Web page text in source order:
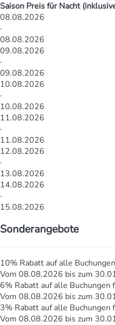
Saison Preis für Nacht
08.08.2026
·
08.08.2026
09.08.2026
·
09.08.2026
10.08.2026
·
10.08.2026
11.08.2026
·
11.08.2026
12.08.2026
·
13.08.2026
14.08.2026
·
15.08.2026
Sonderangebote
10% Rabatt auf alle
Vom 08.08.2026 bis zum
6% Rabatt auf alle Buchungen
Vom 08.08.2026 bis zum
3% Rabatt auf alle Buchungen
Vom 08.08.2026 bis zum